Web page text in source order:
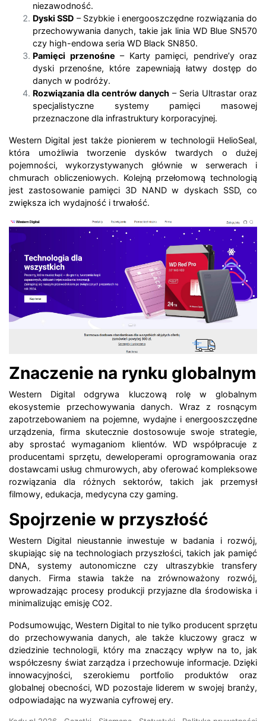
niezawodność.
Dyski SSD – Szybkie i energooszczędne rozwiązania do
przechowywania danych, takie jak linia WD Blue SN570
czy high-endowa seria WD Black SN850.
Pamięci przenośne – Karty pamięci, pendrive’y oraz
dyski przenośne, które zapewniają łatwy dostęp do
danych w podróży.
Rozwiązania dla centrów danych – Seria Ultrastar oraz
specjalistyczne systemy pamięci masowej
przeznaczone dla infrastruktury korporacyjnej.
Western Digital jest także pionierem w technologii HelioSeal,
która umożliwia tworzenie dysków twardych o dużej
pojemności, wykorzystywanych głównie w serwerach i
chmurach obliczeniowych. Kolejną przełomową technologią
jest zastosowanie pamięci 3D NAND w dyskach SSD, co
zwiększa ich wydajność i trwałość.
Znaczenie na rynku globalnym
Western Digital odgrywa kluczową rolę w globalnym
ekosystemie przechowywania danych. Wraz z rosnącym
zapotrzebowaniem na pojemne, wydajne i energooszczędne
urządzenia, firma skutecznie dostosowuje swoje strategie,
aby sprostać wymaganiom klientów. WD współpracuje z
producentami sprzętu, deweloperami oprogramowania oraz
dostawcami usług chmurowych, aby oferować kompleksowe
rozwiązania dla różnych sektorów, takich jak przemysł
filmowy, edukacja, medycyna czy gaming.
Spojrzenie w przyszłość
Western Digital nieustannie inwestuje w badania i rozwój,
skupiając się na technologiach przyszłości, takich jak pamięć
DNA, systemy autonomiczne czy ultraszybkie transfery
danych. Firma stawia także na zrównoważony rozwój,
wprowadzając procesy produkcji przyjazne dla środowiska i
minimalizując emisję CO2.
Podsumowując, Western Digital to nie tylko producent sprzętu
do przechowywania danych, ale także kluczowy gracz w
dziedzinie technologii, który ma znaczący wpływ na to, jak
współczesny świat zarządza i przechowuje informacje. Dzięki
innowacyjności, szerokiemu portfolio produktów oraz
globalnej obecności, WD pozostaje liderem w swojej branży,
odpowiadając na wyzwania cyfrowej ery.